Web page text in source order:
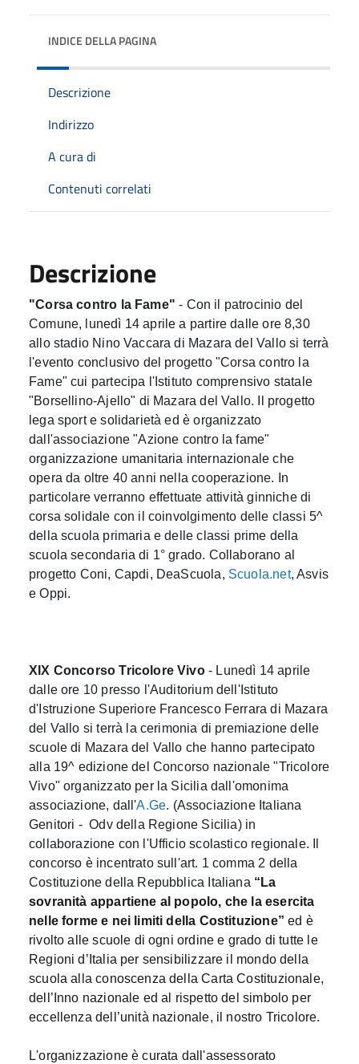
INDICE DELLA PAGINA
Descrizione
Indirizzo
A cura di
Contenuti correlati
Descrizione
"Corsa contro la Fame" - Con il patrocinio del
Comune, lunedì 14 aprile a partire dalle ore 8,30
allo stadio Nino Vaccara di Mazara del Vallo si terrà
l'evento conclusivo del progetto "Corsa contro la
Fame" cui partecipa l'Istituto comprensivo statale
"Borsellino-Ajello" di Mazara del Vallo. Il progetto
lega sport e solidarietà ed è organizzato
dall'associazione "Azione contro la fame"
organizzazione umanitaria internazionale che
opera da oltre 40 anni nella cooperazione. In
particolare verranno effettuate attività ginniche di
corsa solidale con il coinvolgimento delle classi 5^
della scuola primaria e delle classi prime della
scuola secondaria di 1° grado. Collaborano al
progetto Coni, Capdi, DeaScuola, Scuola.net, Asvis
e Oppi.
XIX Concorso Tricolore Vivo- Lunedì 14 aprile
dalle ore 10 presso l'Auditorium dell'Istituto
d'Istruzione Superiore Francesco Ferrara di Mazara
del Vallo si terrà la cerimonia di premiazione delle
scuole di Mazara del Vallo che hanno partecipato
alla 19^ edizione del Concorso nazionale "Tricolore
Vivo" organizzato per la Sicilia dall'omonima
associazione, dall'A.Ge. (Associazione Italiana
Genitori - Odv della Regione Sicilia) in
collaborazione con l'Ufficio scolastico regionale. Il
concorso è incentrato sull'art. 1 comma 2 della
Costituzione della Repubblica Italiana “La
sovranità appartiene al popolo, che la esercita
nelle forme e nei limiti della Costituzione” ed è
rivolto alle scuole di ogni ordine e grado di tutte le
Regioni d’Italia per sensibilizzare il mondo della
scuola alla conoscenza della Carta Costituzionale,
dell’Inno nazionale ed al rispetto del simbolo per
eccellenza dell’unità nazionale, il nostro Tricolore.
L'organizzazione è curata dall'assessorato